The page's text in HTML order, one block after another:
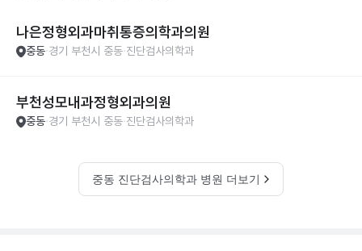
나은정형외과마취통증의학과의원
중동 경기 부천시 중동 진단검사의학과
부천성모내과정형외과의원
중동 경기 부천시 중동 진단검사의학과
중동 진단검사의학과 병원 더보기